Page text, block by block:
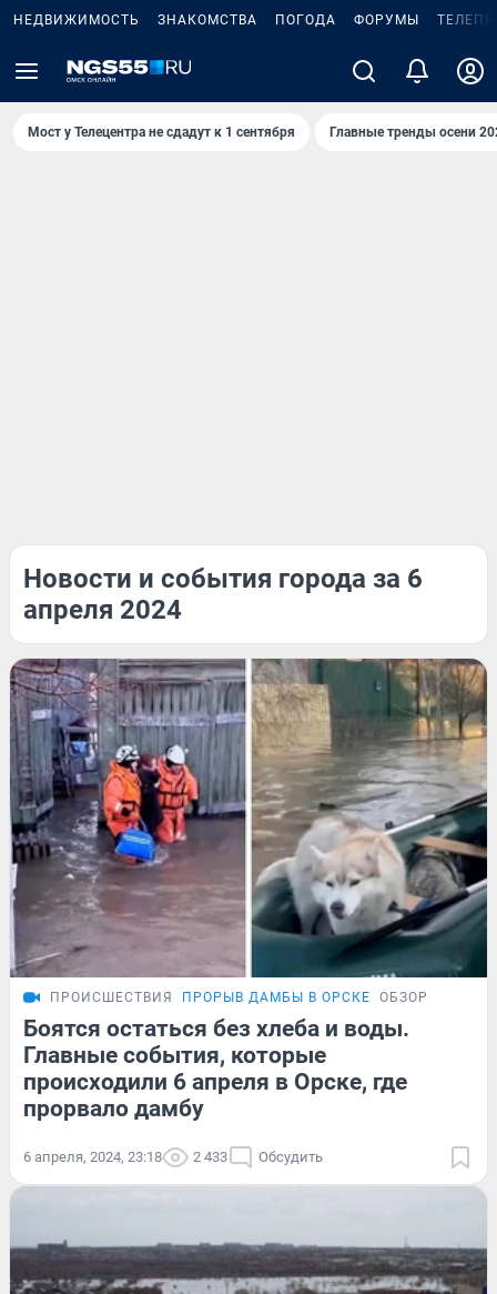
НЕДВИЖИМОСТЬ ЗНАКОМСТВА ПОГОДА ФОРУМЫ
Мост у Телецентра не сдадут к 1 сентября Главные тренды осени
Новости и события города за 6
апреля 2024
ПРОИСШЕСТВИЯ ПРОРЫВ ДАМБЫ В ОРСКЕ ОБЗОР
Боятся остаться без хлеба и воды.
Главные события, которые
происходили 6 апреля в Орске, где
прорвало дамбу
6 апреля, 2024, 23:18 2 433 Обсудить